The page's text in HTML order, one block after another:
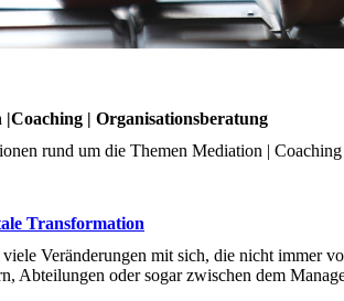
| Organisationsberatung
rund um die Themen Mediation |
Transformation
Veränderungen mit sich, die nicht immer
Abteilungen oder sogar zwischen dem